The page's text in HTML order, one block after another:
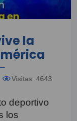
la
Visitas: 4643
deportivo
los